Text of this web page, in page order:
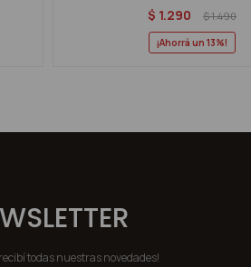
$ 1.290 $1.490
13
todas nuestras novedades!